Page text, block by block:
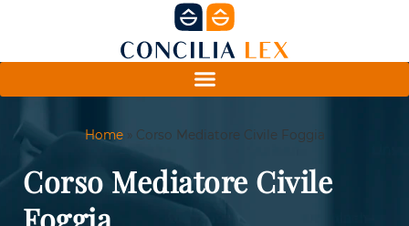
Home» Corso Mediatore Civile Foggia
Corso Mediatore Civile